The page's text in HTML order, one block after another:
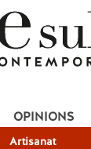
Artisanat
OPINIONS